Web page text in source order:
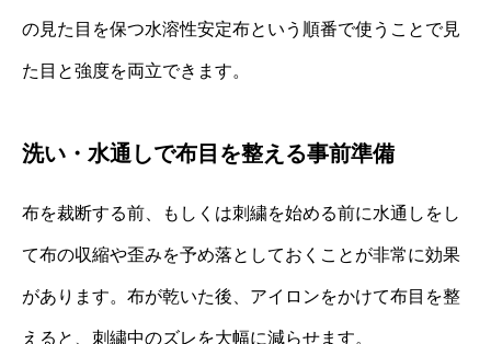
の見た目を保つ水溶性安定布という順番で使うことで見
た目と強度を両立できます。
洗い・水通しで布目を整える事前準備
布を裁断する前、もしくは刺繍を始める前に水通しをし
て布の収縮や歪みを予め落としておくことが非常に効果
があります。布が乾いた後、アイロンをかけて布目を整
えると、刺繍中のズレを大幅に減らせます。